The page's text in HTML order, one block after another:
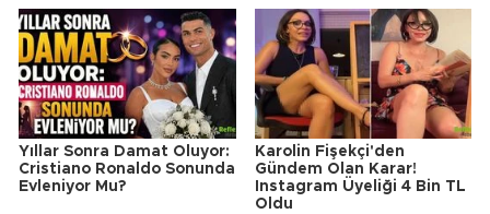
Yıllar Sonra Damat Oluyor:
Cristiano Ronaldo Sonunda
Evleniyor Mu?
Karolin Fişekçi'den
Gündem Olan Karar!
Instagram Üyeliği 4 Bin TL
Oldu